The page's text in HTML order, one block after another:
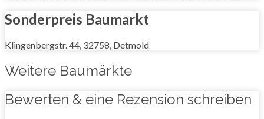
Sonderpreis Baumarkt
Klingenbergstr. 44, 32758, Detmold
Weitere Baumärkte
Bewerten & eine Rezension schreiben